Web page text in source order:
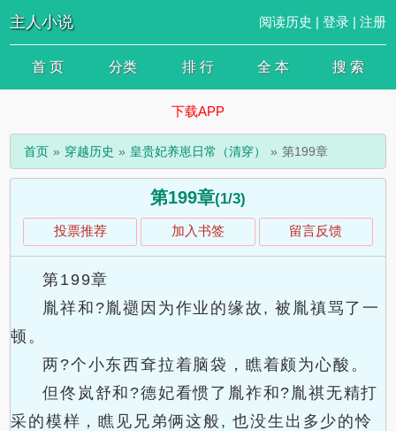
主人小说 阅读历史 | 登录| 注册
首 页 分类 排 行 全 本 搜 索
下载APP
首页 穿越历史 皇贵妃养崽日常（清穿） 第199章
第199章(1/3)
投票推荐 加入书签 留言反馈
第199章
胤祥和?胤禵因为作业的缘故, 被胤禛骂了一
顿。
两?个小东西耷拉着脑袋，瞧着颇为心酸。
但佟岚舒和?德妃看惯了胤祚和?胤祺无精打
采的模样，瞧见兄弟俩这般, 也没生出多少的怜